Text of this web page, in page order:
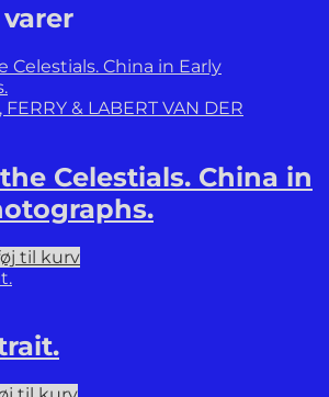
FERRY & LABERT VAN DER
Celestials. China in
til kurv